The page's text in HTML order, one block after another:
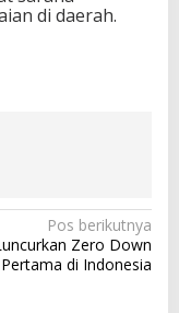
di daerah.
Pos berikutnya
Zero Down
di Indonesia